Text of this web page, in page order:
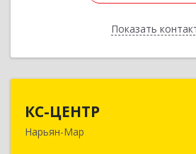
ПоказатьНазад
КС-ЦЕНТР
Нарьян-Мар